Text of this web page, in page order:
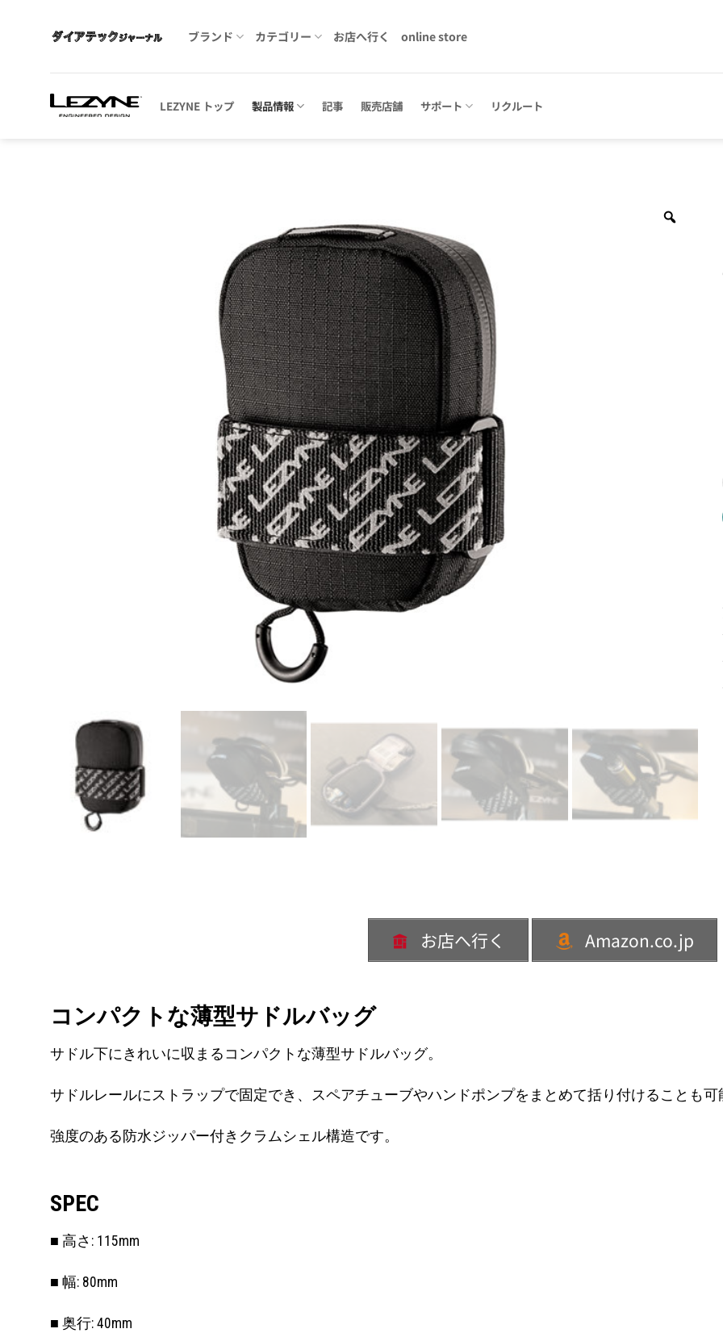
ブランド カテゴリー お店へ行く online store
LEZYNE トップ 製品情報 記事 販売店舗 サポート リクルート
お店へ行く Amazon.co.jp
コンパクトな薄型サドルバッグ
サドル下にきれいに収まるコンパクトな薄型サドルバッグ。
サドルレールにストラップで固定でき、スペアチューブやハンドポンプをまとめて括り付けることも可
強度のある防水ジッパー付きクラムシェル構造です。
SPEC
■ 高さ: 115mm
■ 幅: 80mm
■ 奥行: 40mm